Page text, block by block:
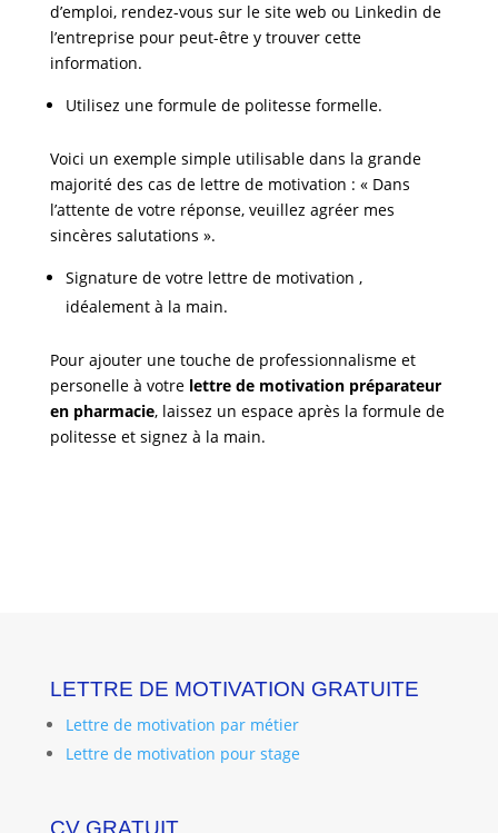
d’emploi, rendez-vous sur le site web ou Linkedin de
l’entreprise pour peut-être y trouver cette
information.
Utilisez une formule de politesse formelle.
Voici un exemple simple utilisable dans la grande
majorité des cas de lettre de motivation : « Dans
l’attente de votre réponse, veuillez agréer mes
sincères salutations ».
Signature de votre lettre de motivation ,
idéalement à la main.
Pour ajouter une touche de professionnalisme et
personelle à votre lettre de motivation préparateur
en pharmacie, laissez un espace après la formule de
politesse et signez à la main.
LETTRE DE MOTIVATION GRATUITE
Lettre de motivation par métier
Lettre de motivation pour stage
CV GRATUIT